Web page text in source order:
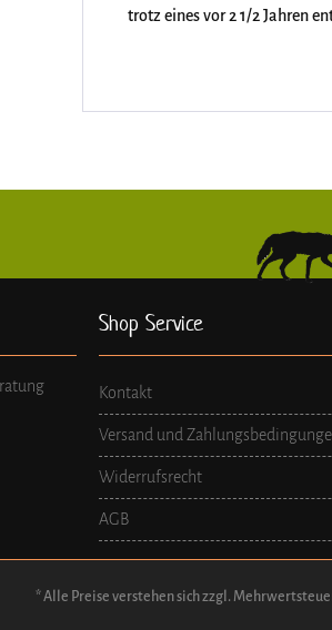
trotz eines vor 2 1/2 Jahren
Shop Service
Kontakt
Versand und
Widerrufsrecht
AGB
* Alle Preise verstehen sich zzgl.